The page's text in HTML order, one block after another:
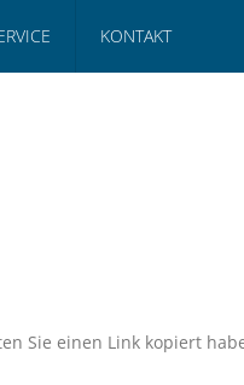
KONTAKT
Sie einen Link kopiert